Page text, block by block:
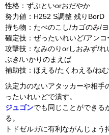
性格：ずぶといorおだやか
努力値：H252 S調整 残りBorD
持ち物：たべのこし/カゴのみ/
確定技：ぜったいれいど/アンコ
攻撃技：なみのりorしおみず/
ぶき/いかりのまえば
補助技：ほえる/たくわえる/ね
決定力のないアタッカーや相手
ったいれいどで潰す。
ジュゴンでも同じことができる
る。
トドゼルガに有利ながんじょ